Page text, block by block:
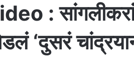
:
‘दुसरं